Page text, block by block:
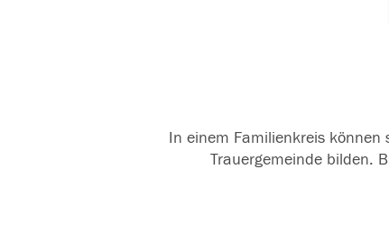
In einem Familienkreis
Trauergemeinde bilden.